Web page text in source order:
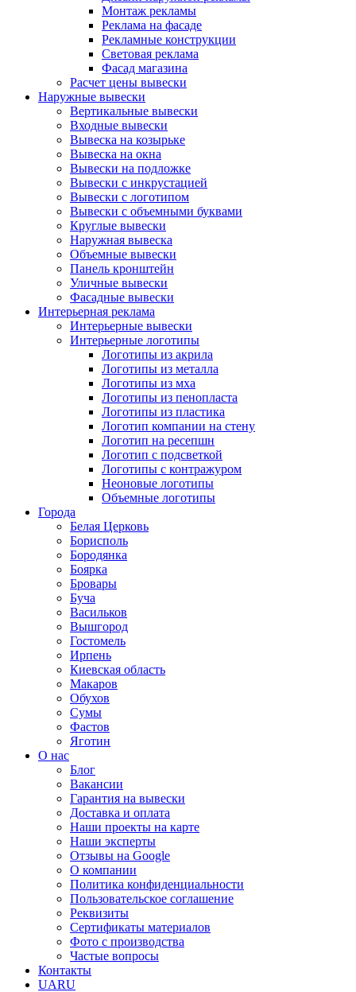
Монтаж рекламы
Реклама на фасаде
Рекламные конструкции
Световая реклама
Фасад магазина
Расчет цены вывески
Наружные вывески
Вертикальные вывески
Входные вывески
Вывеска на козырьке
Вывеска на окна
Вывески на подложке
Вывески с инкрустацией
Вывески с логотипом
Вывески с объемными буквами
Круглые вывески
Наружная вывеска
Объемные вывески
Панель кронштейн
Уличные вывески
Фасадные вывески
Интерьерная реклама
Интерьерные вывески
Интерьерные логотипы
Логотипы из акрила
Логотипы из металла
Логотипы из мха
Логотипы из пенопласта
Логотипы из пластика
Логотип компании на стену
Логотип на ресепшн
Логотип с подсветкой
Логотипы с контражуром
Неоновые логотипы
Объемные логотипы
Города
Белая Церковь
Борисполь
Бородянка
Боярка
Бровары
Буча
Васильков
Вышгород
Гостомель
Ирпень
Киевская область
Макаров
Обухов
Сумы
Фастов
Яготин
О нас
Блог
Вакансии
Гарантия на вывески
Доставка и оплата
Наши проекты на карте
Наши эксперты
Отзывы на Google
О компании
Политика конфиденциальности
Пользовательское соглашение
Реквизиты
Сертификаты материалов
Фото с производства
Частые вопросы
Контакты
UARU